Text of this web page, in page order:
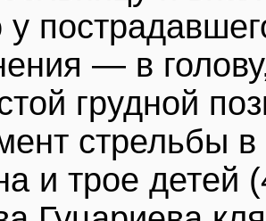
у
— в
грудной
стрельбы в
и трое детей